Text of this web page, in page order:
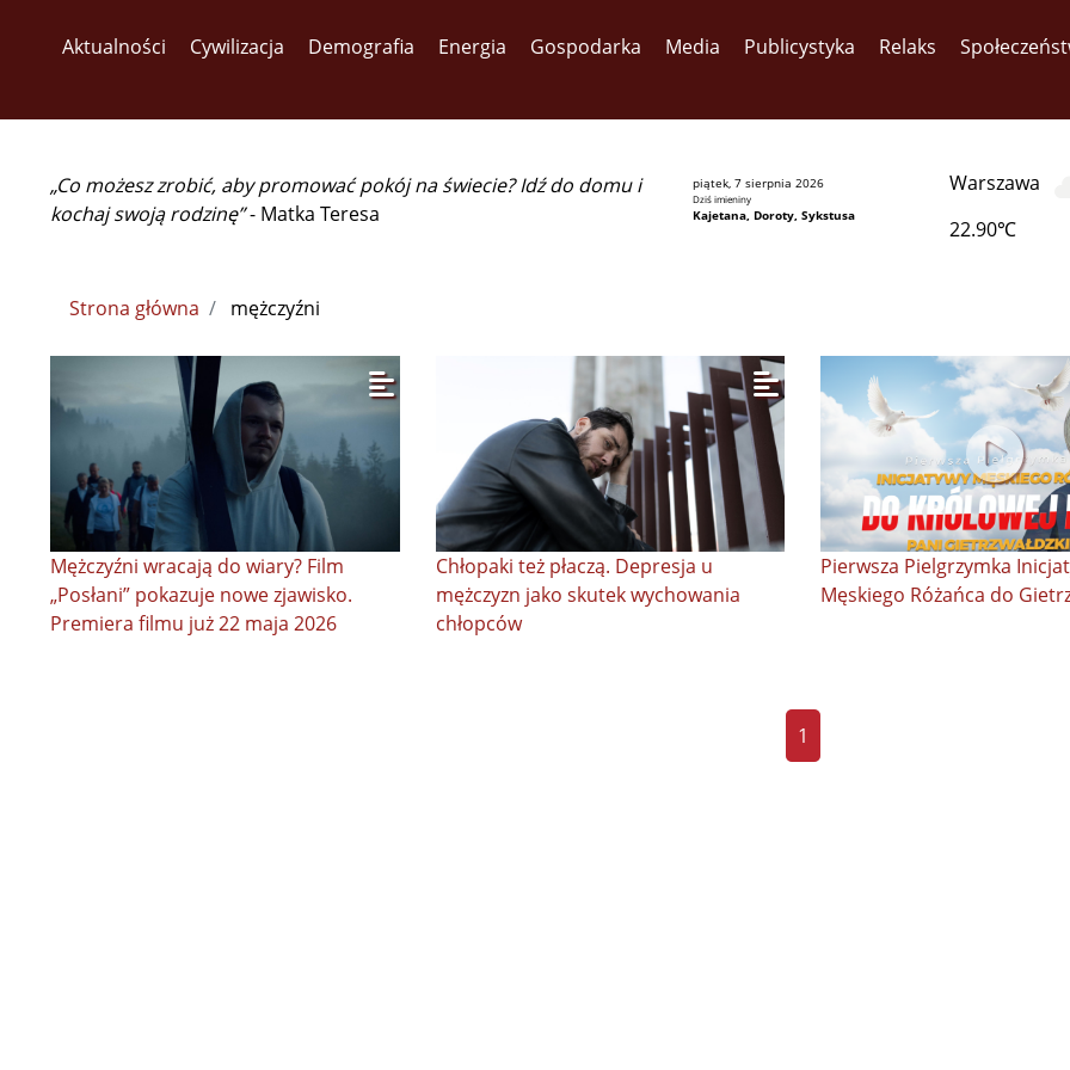
Aktualności Cywilizacja Demografia Energia Gospodarka Media Publicystyka Relaks
„Co możesz zrobić, aby promować pokój na świecie? Idź do domu i
kochaj swoją rodzinę”- Matka Teresa
piątek, 7 sierpnia 2026
Dziś imieniny
Kajetana, Doroty, Sykstusa
Warszawa
22.90℃
Strona główna mężczyźni
Mężczyźni wracają do wiary? Film
„Posłani” pokazuje nowe zjawisko.
Premiera filmu już 22 maja 2026
Chłopaki też płaczą. Depresja u
mężczyzn jako skutek wychowania
chłopców
Pierwsza Pielgrzymka
Męskiego Różańca do
1